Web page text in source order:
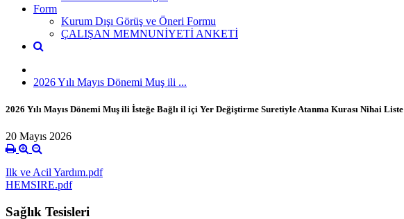
Form
Kurum Dışı Görüş ve Öneri Formu
ÇALIŞAN MEMNUNİYETİ ANKETİ
2026 Yılı Mayıs Dönemi Muş ili ...
2026 Yılı Mayıs Dönemi Muş ili İsteğe Bağlı il içi Yer Değiştirme Suretiyle Atanma Kurası Nihai Liste
20 Mayıs 2026
Ilk ve Acil Yardım.pdf
HEMSIRE.pdf
Sağlık Tesisleri